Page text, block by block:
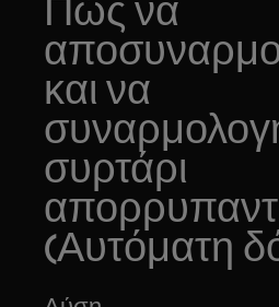
Πώς να
και να
συρτάρι
(Αυτόματη